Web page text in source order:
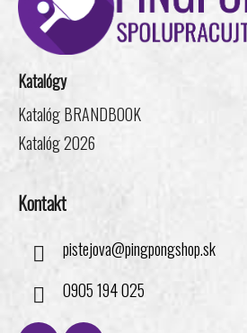
Katalógy
Katalóg BRANDBOOK
Katalóg 2026
Kontakt
pistejova@pingpongshop.sk
0905 194 025